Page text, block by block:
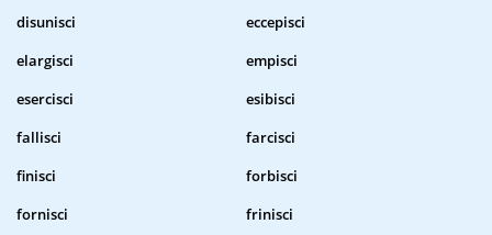
disunisci
eccepisci
elargisci
empisci
esercisci
esibisci
fallisci
farcisci
finisci
forbisci
fornisci
frinisci